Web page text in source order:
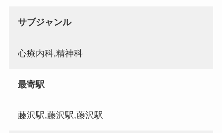
サブジャンル
心療内科,精神科
最寄駅
藤沢駅,藤沢駅,藤沢駅